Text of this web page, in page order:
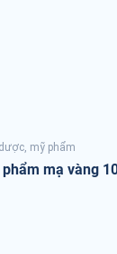
mỹ phẩm
mạ vàng